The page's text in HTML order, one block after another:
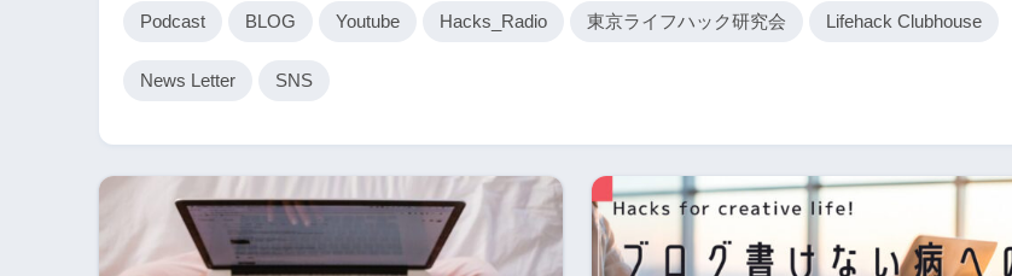
Podcast BLOG Youtube Hacks_Radio 東京ライフハック研究会 Lifehack Clubhouse
News Letter SNS